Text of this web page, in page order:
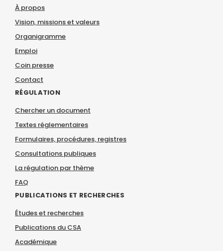
À propos
Vision, missions et valeurs
Organigramme
Emploi
Coin presse
Contact
RÉGULATION
Chercher un document
Textes réglementaires
Formulaires, procédures, registres
Consultations publiques
La régulation par thème
FAQ
PUBLICATIONS ET RECHERCHES
Études et recherches
Publications du CSA
Académique